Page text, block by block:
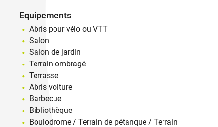
Equipements
Abris pour vélo ou VTT
Salon
Salon de jardin
Terrain ombragé
Terrasse
Abris voiture
Barbecue
Bibliothèque
Boulodrome / Terrain de pétanque / Terrain